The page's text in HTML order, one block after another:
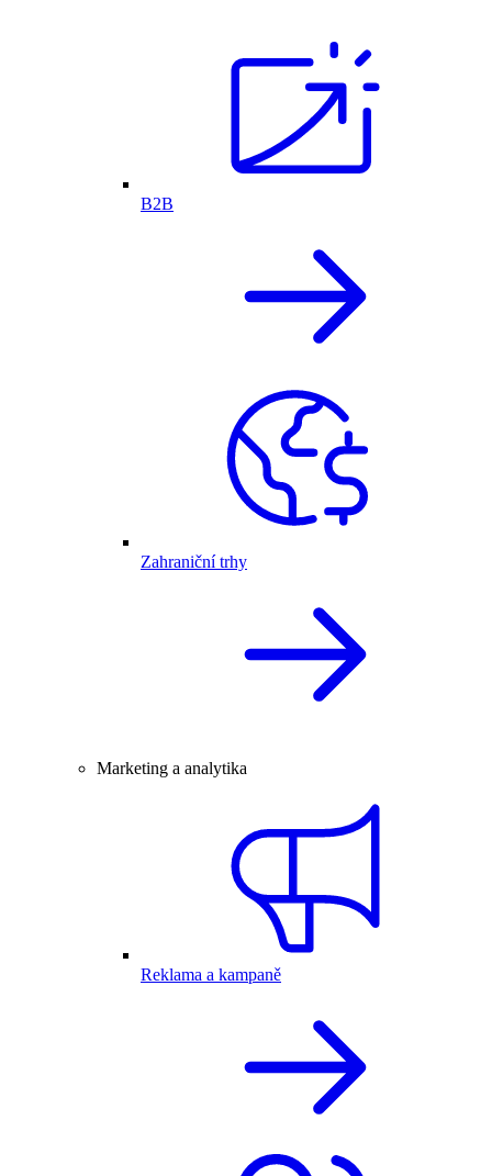
B2B
Zahraniční trhy
Marketing a analytika
Reklama a kampaně